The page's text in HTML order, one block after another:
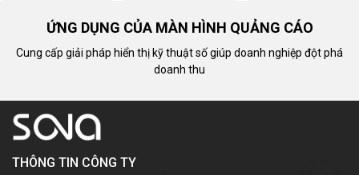
ỨNG DỤNG CỦA MÀN HÌNH QUẢNG CÁO
Cung cấp giải pháp hiển thị kỹ thuật số giúp doanh nghiệp đột phá
doanh thu
THÔNG TIN CÔNG TY